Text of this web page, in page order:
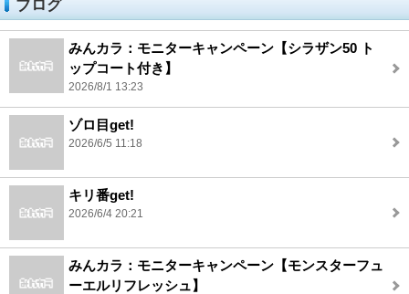
ブログ
みんカラ：モニターキャンペーン【シラザン50 ト
ップコート付き】
2026/8/1 13:23
ゾロ目get!
2026/6/5 11:18
キリ番get!
2026/6/4 20:21
みんカラ：モニターキャンペーン【モンスターフュ
ーエルリフレッシュ】